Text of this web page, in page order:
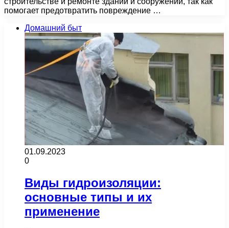
помогает предотвратить повреждение …
Домашний быт
01.09.2023
0
Виды гидроизоляции:
основные типы и их
применение